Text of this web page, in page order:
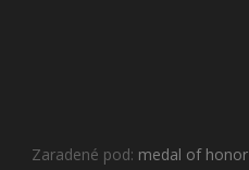
Zaradené pod: medal of honor